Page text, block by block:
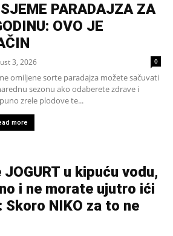
PARADAJZA ZA
OVO JE
3, 2026 0
omiljene sorte paradajza možete sačuvati
sezonu ako odaberete zdrave i
zrele plodove te...
more
u kipuću vodu,
i ne morate ujutro ići
Skoro NIKO za to ne